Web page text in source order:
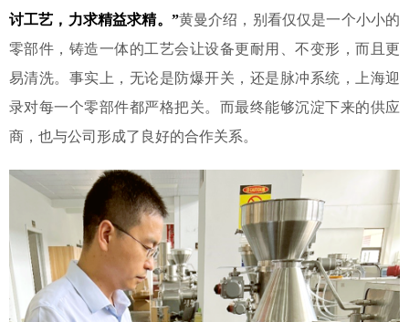
讨工艺，力求精益求精。”黄曼介绍，别看仅仅是一个小小的
零部件，铸造一体的工艺会让设备更耐用、不变形，而且更
易清洗。事实上，无论是防爆开关，还是脉冲系统，上海迎
录对每一个零部件都严格把关。而最终能够沉淀下来的供应
商，也与公司形成了良好的合作关系。